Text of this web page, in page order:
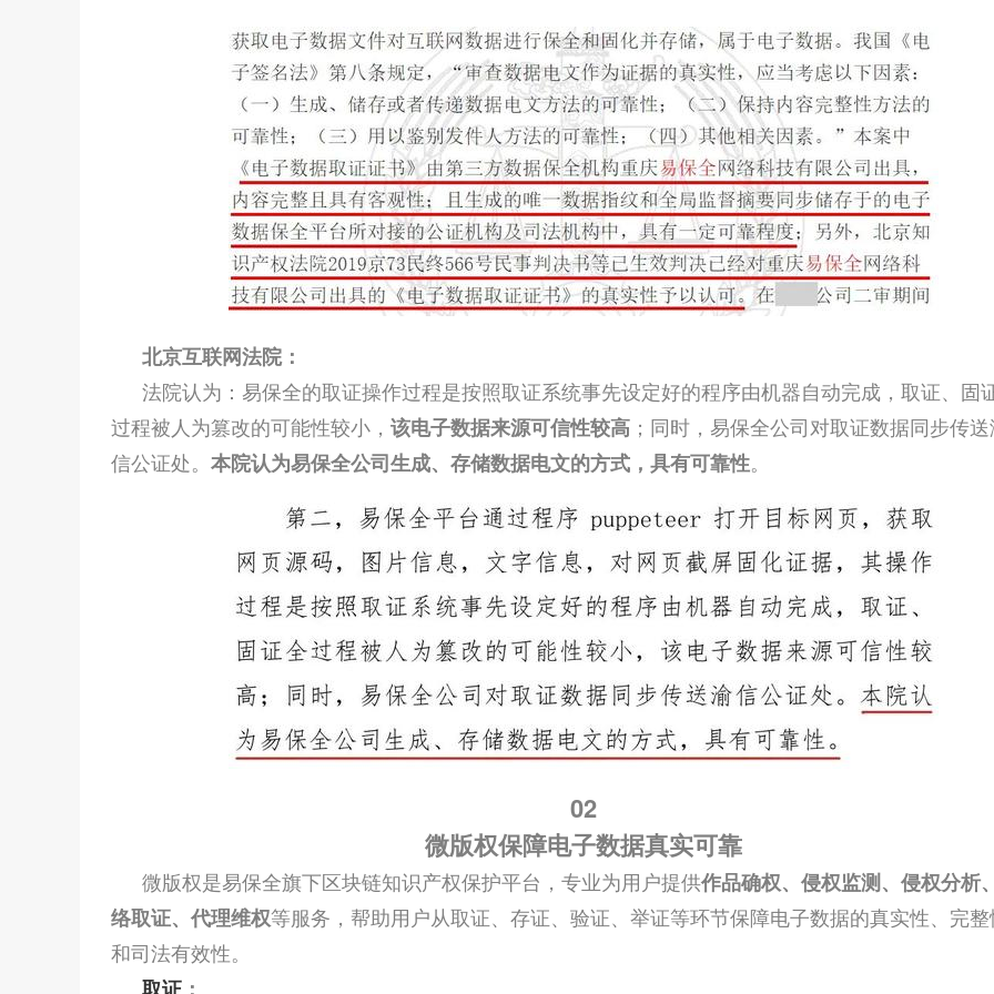
北京互联网法院：
法院认为：易保全的取证操作过程是按照取证系统事先设定好的程序由机器自动完成，取证、固
过程被人为篡改的可能性较小， 该电子数据来源可信性较高 ；同时，易保全公司对取证数据同步传
信公证处。 本院认为易保全公司生成、存储数据电文的方式，具有可靠性。
02
微版权保障电子数据真实可靠
微版权是易保全旗下区块链知识产权保护平台，专业为用户提供作品确权、侵权监测、侵权分析
络取证、代理维权等服务，帮助用户从取证、存证、验证、举证等环节保障电子数据的真实性、完
和司法有效性。